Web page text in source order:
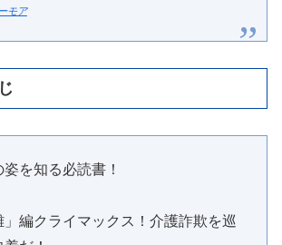
モア
を知る必読書！
」編クライマックス！介護詐欺を巡